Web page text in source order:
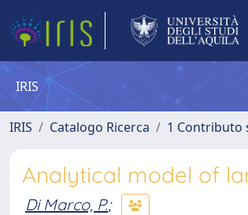
IRIS
IRIS Catalogo Ricerca 1 Contributo
Analytical model of
Di Marco, P.;